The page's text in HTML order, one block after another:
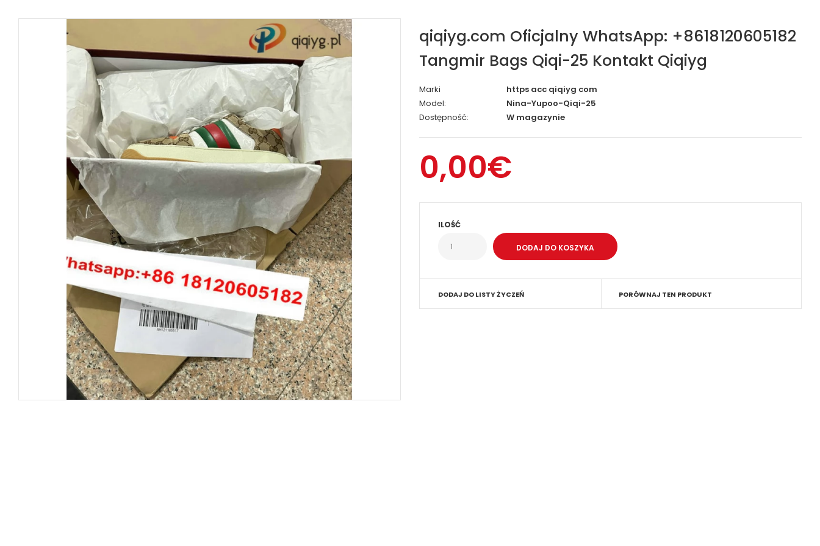
qiqiyg.com Oficjalny WhatsApp: +8618120605182
Tangmir Bags Qiqi-25 Kontakt Qiqiyg
Marki
https acc qiqiyg com
Model:
Nina-Yupoo-Qiqi-25
Dostępność:
W magazynie
0,00€
ILOŚĆ
DODAJ DO LISTY ŻYCZEŃ PORÓWNAJ TEN PRODUKT